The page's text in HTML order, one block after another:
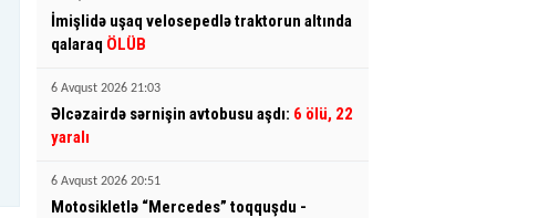
İmişlidə uşaq velosepedlə traktorun altında
qalaraq ÖLÜB
6 Avqust 2026 21:03
Əlcəzairdə sərnişin avtobusu aşdı: 6 ölü, 22
yaralı
6 Avqust 2026 20:51
Motosikletlə “Mercedes” toqquşdu -